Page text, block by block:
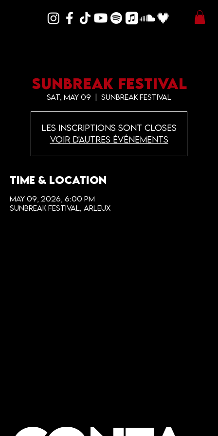
SUNBREAK FESTIVAL
Sat, May 09 SUNBREAK FESTIVAL
Les inscriptions sont closes
Voir d'autres événements
Time & Location
May 09, 2026, 6:00 PM
SUNBREAK FESTIVAL, ARLEUX